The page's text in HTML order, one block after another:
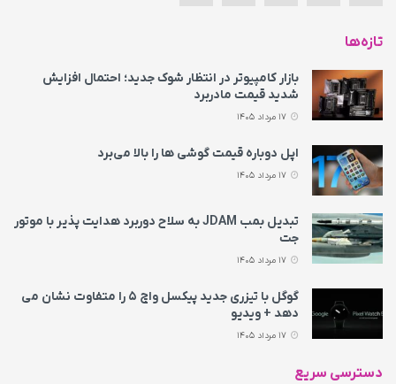
تازه‌ها
بازار کامپیوتر در انتظار شوک جدید؛ احتمال افزایش
شدید قیمت مادربرد
اپل دوباره قیمت‌ گوشی ها را بالا می‌برد
تبدیل بمب JDAM به سلاح دوربرد هدایت پذیر با موتور
جت
گوگل با تیزری جدید پیکسل واچ ۵ را متفاوت نشان می‌
دهد + ویدیو
دسترسی سریع